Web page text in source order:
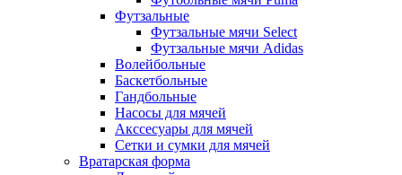
Футзальные
Футзальные мячи Select
Футзальные мячи Adidas
Волейбольные
Баскетбольные
Гандбольные
Насосы для мячей
Акссесуары для мячей
Сетки и сумки для мячей
Вратарская форма